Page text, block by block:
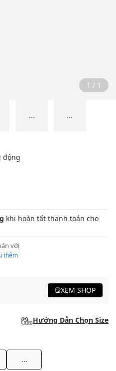
1 / 1
... ...
động
khi hoàn tất thanh toán cho
với
thêm
XEM SHOP
Hướng Dẫn Chọn Size
...